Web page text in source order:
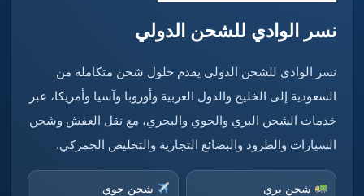
نسر الوادي للشحن الدولي
نسر الوادي للشحن الدولي يقدم حلول شحن متكاملة من
السعودية إلى الخليج والدول العربية وأوروبا وآسيا وأمريكا، عبر
خدمات الشحن البري والجوي والبحري، مع نقل العفش وشحن
السيارات والطرود والبضائع التجارية والتخليص الجمركي.
شحن بري شحن جوي